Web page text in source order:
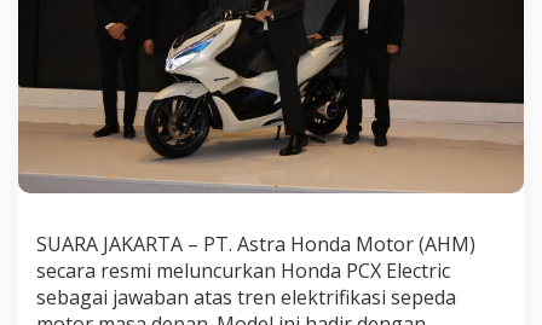
l
e
c
t
r
c
SUARA JAKARTA – PT. Astra Honda Motor (AHM)
secara resmi meluncurkan Honda PCX Electric
sebagai jawaban atas tren elektrifikasi sepeda